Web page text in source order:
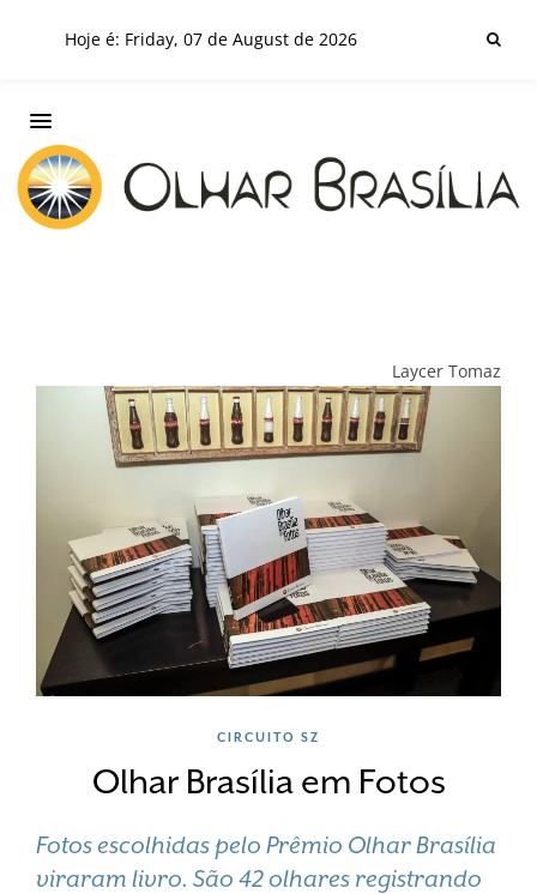
Hoje é: Friday, 07 de August de 2026
Laycer Tomaz
CIRCUITO SZ
Olhar Brasília em Fotos
Fotos escolhidas pelo Prêmio Olhar Brasília
viraram livro. São 42 olhares registrando